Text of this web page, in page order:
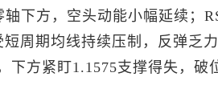
下方，空头动能小幅延续；
周期均线持续压制，反弹乏
下方紧盯1.1575支撑得失，破